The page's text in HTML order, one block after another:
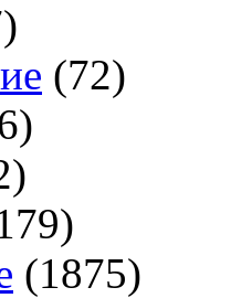
(72)
(1875)